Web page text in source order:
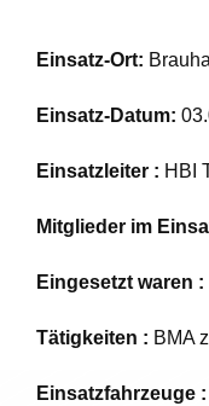
Einsatz-Ort:
Einsatz-Datum:
Einsatzleiter : HBI
Mitglieder im
Eingesetzt waren :
Tätigkeiten : BMA
Einsatzfahrzeuge :